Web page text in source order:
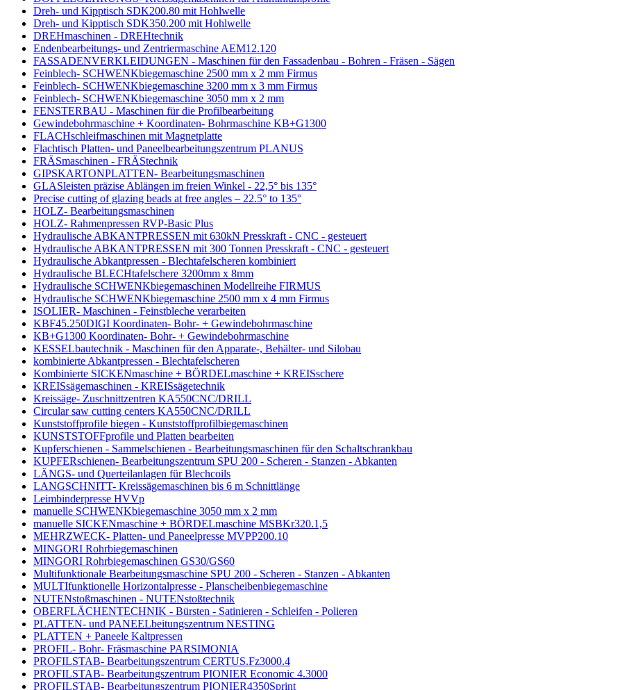
Dreh- und Kipptisch SDK200.80 mit Hohlwelle
Dreh- und Kipptisch SDK350.200 mit Hohlwelle
DREHmaschinen - DREHtechnik
Endenbearbeitungs- und Zentriermaschine AEM12.120
FASSADENVERKLEIDUNGEN - Maschinen für den Fassadenbau - Bohren - Fräsen - Sägen
Feinblech- SCHWENKbiegemaschine 2500 mm x 2 mm Firmus
Feinblech- SCHWENKbiegemaschine 3200 mm x 3 mm Firmus
Feinblech- SCHWENKbiegemaschine 3050 mm x 2 mm
FENSTERBAU - Maschinen für die Profilbearbeitung
Gewindebohrmaschine + Koordinaten- Bohrmaschine KB+G1300
FLACHschleifmaschinen mit Magnetplatte
Flachtisch Platten- und Paneelbearbeitungszentrum PLANUS
FRÄSmaschinen - FRÄStechnik
GIPSKARTONPLATTEN- Bearbeitungsmaschinen
GLASleisten präzise Ablängen im freien Winkel - 22,5° bis 135°
Precise cutting of glazing beads at free angles – 22.5° to 135°
HOLZ- Bearbeitungsmaschinen
HOLZ- Rahmenpressen RVP-Basic Plus
Hydraulische ABKANTPRESSEN mit 630kN Presskraft - CNC - gesteuert
Hydraulische ABKANTPRESSEN mit 300 Tonnen Presskraft - CNC - gesteuert
Hydraulische Abkantpressen - Blechtafelscheren kombiniert
Hydraulische BLECHtafelschere 3200mm x 8mm
Hydraulische SCHWENKbiegemaschinen Modellreihe FIRMUS
Hydraulische SCHWENKbiegemaschine 2500 mm x 4 mm Firmus
ISOLIER- Maschinen - Feinstbleche verarbeiten
KBF45.250DIGI Koordinaten- Bohr- + Gewindebohrmaschine
KB+G1300 Koordinaten- Bohr- + Gewindebohrmaschine
KESSELbautechnik - Maschinen für den Apparate-, Behälter- und Silobau
kombinierte Abkantpressen - Blechtafelscheren
Kombinierte SICKENmaschine + BÖRDELmaschine + KREISschere
KREISsägemaschinen - KREISsägetechnik
Kreissäge- Zuschnittzentren KA550CNC/DRILL
Circular saw cutting centers KA550CNC/DRILL
Kunststoffprofile biegen - Kunststoffprofilbiegemaschinen
KUNSTSTOFFprofile und Platten bearbeiten
Kupferschienen - Sammelschienen - Bearbeitungsmaschinen für den Schaltschrankbau
KUPFERschienen- Bearbeitungszentrum SPU 200 - Scheren - Stanzen - Abkanten
LÄNGS- und Querteilanlagen für Blechcoils
LANGSCHNITT- Kreissägemaschinen bis 6 m Schnittlänge
Leimbinderpresse HVVp
manuelle SCHWENKbiegemaschine 3050 mm x 2 mm
manuelle SICKENmaschine + BÖRDELmaschine MSBKr320.1,5
MEHRZWECK- Platten- und Paneelpresse MVPP200.10
MINGORI Rohrbiegemaschinen
MINGORI Rohrbiegemaschinen GS30/GS60
Multifunktionale Bearbeitungsmaschine SPU 200 - Scheren - Stanzen - Abkanten
MULTIfunktionelle Horizontalpresse - Planscheibenbiegemaschine
NUTENstoßmaschinen - NUTENstoßtechnik
OBERFLÄCHENTECHNIK - Bürsten - Satinieren - Schleifen - Polieren
PLATTEN- und PANEELbeitungszentrum NESTING
PLATTEN + Paneele Kaltpressen
PROFIL- Bohr- Fräsmaschine PARSIMONIA
PROFILSTAB- Bearbeitungszentrum CERTUS.Fz3000.4
PROFILSTAB- Bearbeitungszentrum PIONIER Economic 4.3000
PROFILSTAB- Bearbeitungszentrum PIONIER4350Sprint